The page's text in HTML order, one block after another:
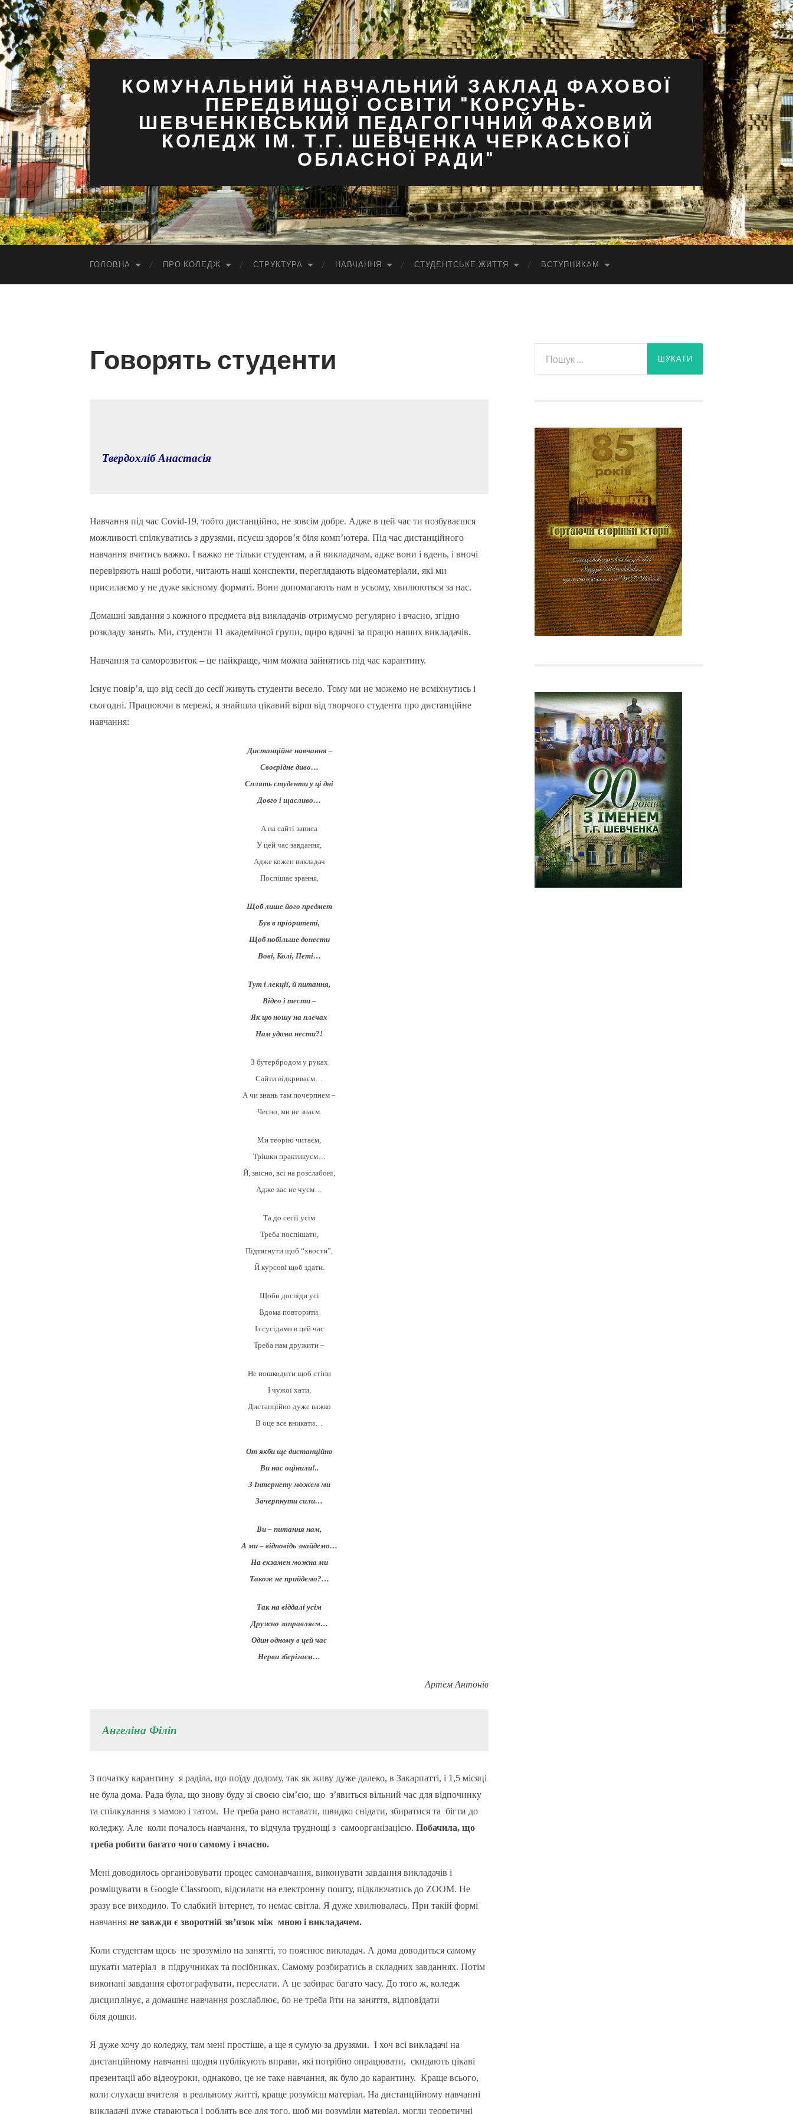
КОМУНАЛЬНИЙ НАВЧАЛЬНИЙ ЗАКЛАД ФАХОВОЇ
ПЕРЕДВИЩОЇ ОСВІТИ "КОРСУНЬ-
ШЕВЧЕНКІВСЬКИЙ ПЕДАГОГІЧНИЙ ФАХОВИЙ
КОЛЕДЖ ІМ. Т.Г. ШЕВЧЕНКА ЧЕРКАСЬКОЇ
ОБЛАСНОЇ РАДИ"
ГОЛОВНА ПРО КОЛЕДЖ СТРУКТУРА НАВЧАННЯ СТУДЕНТСЬКЕ ЖИТТЯ ВСТУПНИКАМ
Говорять студенти
Твердохліб Анастасія
Навчання під час Covid-19, тобто дистанційно, не зовсім добре. Адже в цей час ти позбуваєшся
можливості спілкуватись з друзями, псуєш здоров’я біля комп’ютера. Під час дистанційного
навчання вчитись важко. І важко не тільки студентам, а й викладачам, адже вони і вдень, і вночі
перевіряють наші роботи, читають наші конспекти, переглядають відеоматеріали, які ми
присилаємо у не дуже якісному форматі. Вони допомагають нам в усьому, хвилюються за нас.
Домашні завдання з кожного предмета від викладачів отримуємо регулярно і вчасно, згідно
розкладу занять. Ми, студенти 11 академічної групи, щиро вдячні за працю наших викладачів.
Навчання та саморозвиток – це найкраще, чим можна зайнятись під час карантину.
Існує повір’я, що від сесії до сесії живуть студенти весело. Тому ми не можемо не всміхнутись і
сьогодні. Працюючи в мережі, я знайшла цікавий вірш від творчого студента про дистанційне
навчання:
Дистанційне навчання –
Своєрідне диво…
Сплять студенти у ці дні
Довго і щасливо…
А на сайті зависа
У цей час завдання,
Адже кожен викладач
Поспішає зрання,
Щоб лише його предмет
Був в пріоритеті,
Щоб побільше донести
Вові, Колі, Петі…
Тут і лекції, й питання,
Відео і тести –
Як цю ношу на плечах
Нам удома нести?!
З бутербродом у руках
Сайти відкриваєм…
А чи знань там почерпнем –
Чесно, ми не знаєм.
Ми теорію читаєм,
Трішки практикуєм…
Й, звісно, всі на розслабоні,
Адже вас не чуєм…
Та до сесії усім
Треба поспішати,
Підтягнути щоб “хвости”,
Й курсові щоб здати.
Щоби досліди усі
Вдома повторити.
Із сусідами в цей час
Треба нам дружити –
Не пошкодити щоб стіни
І чужої хати,
Дистанційно дуже важко
В оце все вникати…
От якби ще дистанційно
Ви нас оцінили!..
З Інтернету можем ми
Зачерпнути сили…
Ви – питання нам,
А ми – відповідь знайдемо…
На екзамен можна ми
Також не прийдемо?…
Так на віддалі усім
Дружно заправляєм…
Один одному в цей час
Нерви зберігаєм…
Артем Антонів
Ангеліна Філіп
З початку карантину я раділа, що поїду додому, так як живу дуже далеко, в Закарпатті, і 1,5 місяці
не була дома. Рада була, що знову буду зі своєю сім’єю, що з’явиться вільний час для відпочинку
та спілкування з мамою і татом. Не треба рано вставати, швидко снідати, збиратися та бігти до
коледжу. Але коли почалось навчання, то відчула труднощі з самоорганізацією. Побачила, що
треба робити багато чого самому і вчасно.
Мені доводилось організовувати процес самонавчання, виконувати завдання викладачів і
розміщувати в Google Classroom, відсилати на електронну пошту, підключатись до ZOOM. Не
зразу все виходило. То слабкий інтернет, то немає світла. Я дуже хвилювалась. При такій формі
навчання не завжди є зворотній зв’язок між мною і викладачем.
Коли студентам щось не зрозуміло на занятті, то пояснює викладач. А дома доводиться самому
шукати матеріал в підручниках та посібниках. Самому розбиратись в складних завданнях. Потім
виконані завдання сфотографувати, переслати. А це забирає багато часу. До того ж, коледж
дисциплінує, а домашнє навчання розслаблює, бо не треба йти на заняття, відповідати
біля дошки.
Я дуже хочу до коледжу, там мені простіше, а ще я сумую за друзями. І хоч всі викладачі на
дистанційному навчанні щодня публікують вправи, які потрібно опрацювати, скидають цікаві
презентації або відеоуроки, однаково, це не таке навчання, як було до карантину. Краще всього,
коли слухаєш вчителя в реальному житті, краще розумієш матеріал. На дистанційному навчанні
викладачі дуже стараються і роблять все для того, щоб ми розуміли матеріал, могли теоретичні